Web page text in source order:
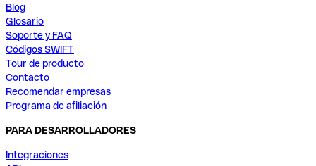
Blog
Glosario
Soporte y FAQ
Códigos SWIFT
Tour de producto
Contacto
Recomendar empresas
Programa de afiliación
PARA DESARROLLADORES
Integraciones